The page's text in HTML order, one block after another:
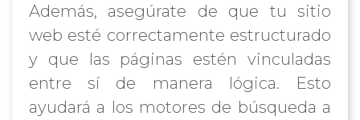
Además, asegúrate de que tu sitio
web esté correctamente estructurado
y que las páginas estén vinculadas
entre sí de manera lógica. Esto
ayudará a los motores de búsqueda a